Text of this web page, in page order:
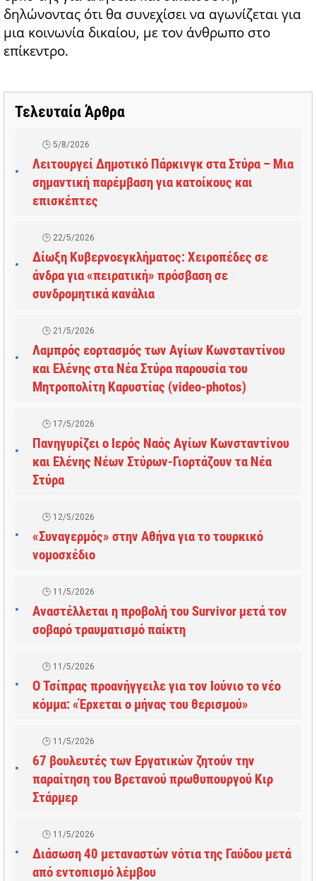
δηλώνοντας ότι θα συνεχίσει να αγωνίζεται για
μια κοινωνία δικαίου, με τον άνθρωπο στο
επίκεντρο.
Τελευταία Άρθρα
5/8/2026
Λειτουργεί Δημοτικό Πάρκινγκ στα Στύρα – Μια
σημαντική παρέμβαση για κατοίκους και
επισκέπτες
22/5/2026
Δίωξη Κυβερνοεγκλήματος: Χειροπέδες σε
άνδρα για «πειρατική» πρόσβαση σε
συνδρομητικά κανάλια
21/5/2026
Λαμπρός εορτασμός των Αγίων Κωνσταντίνου
και Ελένης στα Νέα Στύρα παρουσία του
Μητροπολίτη Καρυστίας (video-photos)
17/5/2026
Πανηγυρίζει ο Ιερός Ναός Αγίων Κωνσταντίνου
και Ελένης Νέων Στύρων-Γιορτάζουν τα Νέα
Στύρα
12/5/2026
«Συναγερμός» στην Αθήνα για το τουρκικό
νομοσχέδιο
11/5/2026
Αναστέλλεται η προβολή του Survivor μετά τον
σοβαρό τραυματισμό παίκτη
11/5/2026
Ο Τσίπρας προανήγγειλε για τον Ιούνιο το νέο
κόμμα: «Έρχεται ο μήνας του θερισμού»
11/5/2026
67 βουλευτές των Εργατικών ζητούν την
παραίτηση του Βρετανού πρωθυπουργού Κιρ
Στάρμερ
11/5/2026
Διάσωση 40 μεταναστών νότια της Γαύδου μετά
από εντοπισμό λέμβου